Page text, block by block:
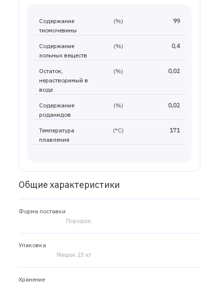
Содержание
тиомочевины
(%) 99
Содержание
зольных веществ
(%) 0,4
Остаток,
нерастворимый в
воде
(%) 0,02
Содержание
роданидов
(%) 0,02
Температура
плавления
(°С) 171
Общие характеристики
Форма поставки
Порошок
Упаковка
Мешок 25 кг
Хранение